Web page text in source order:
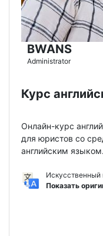
BWANS
Administrator
Курс
Онлайн-курс
для юристов со
английским языком.
Искусственный
Показать